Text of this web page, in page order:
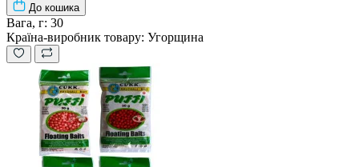
До кошика
Вага, г: 30
Країна-виробник товару: Угорщина